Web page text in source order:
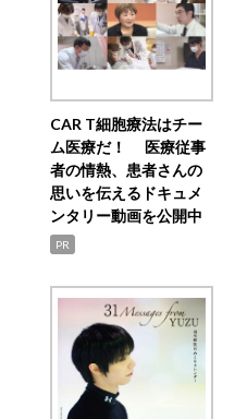
CAR T細胞療法はチー
ム医療だ！ 医療従事
者の情熱、患者さんの
思いを伝えるドキュメ
ンタリー動画を公開中
PR